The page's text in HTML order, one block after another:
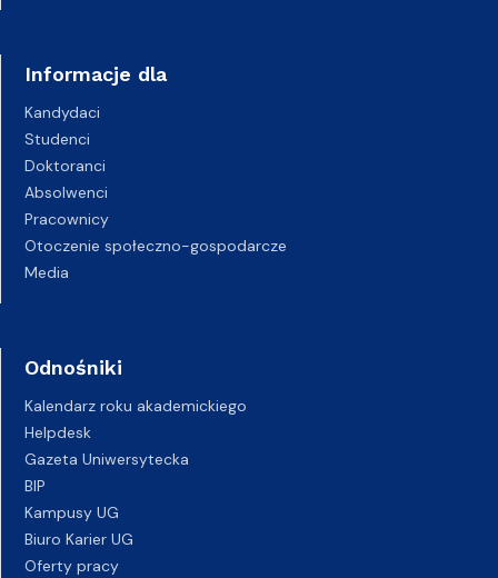
Informacje dla
Kandydaci
Studenci
Doktoranci
Absolwenci
Pracownicy
Otoczenie społeczno-gospodarcze
Media
Odnośniki
Kalendarz roku akademickiego
Helpdesk
Gazeta Uniwersytecka
BIP
Kampusy UG
Biuro Karier UG
Oferty pracy